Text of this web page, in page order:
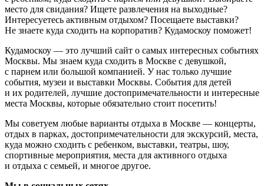
место для свидания? Ищете развлечения на выходные?
Интересуетесь активным отдыхом? Посещаете выставки?
Не знаете куда сходить на корпоратив? Кудамоскоу поможет!
Кудамоскоу — это лучший сайт о самых интересных событиях
Москвы. Мы знаем куда сходить в Москве с девушкой,
с парнем или большой компанией. У нас только лучшие
события, музеи и выставки Москвы. События для детей
и их родителей, лучшие достопримечательности и интересные
места Москвы, которые обязательно стоит посетить!
Мы советуем любые варианты отдыха в Москве — концерты,
отдых в парках, достопримечательности для экскурсий, места,
куда можно сходить с ребенком, выставки, театры, шоу,
спортивные мероприятия, места для активного отдыха
и отдыха с семьей, и многое другое.